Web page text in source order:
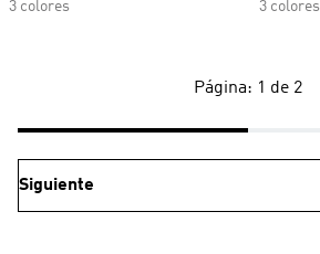
3 colores
3 colores
Página: 1 de 2
Siguiente